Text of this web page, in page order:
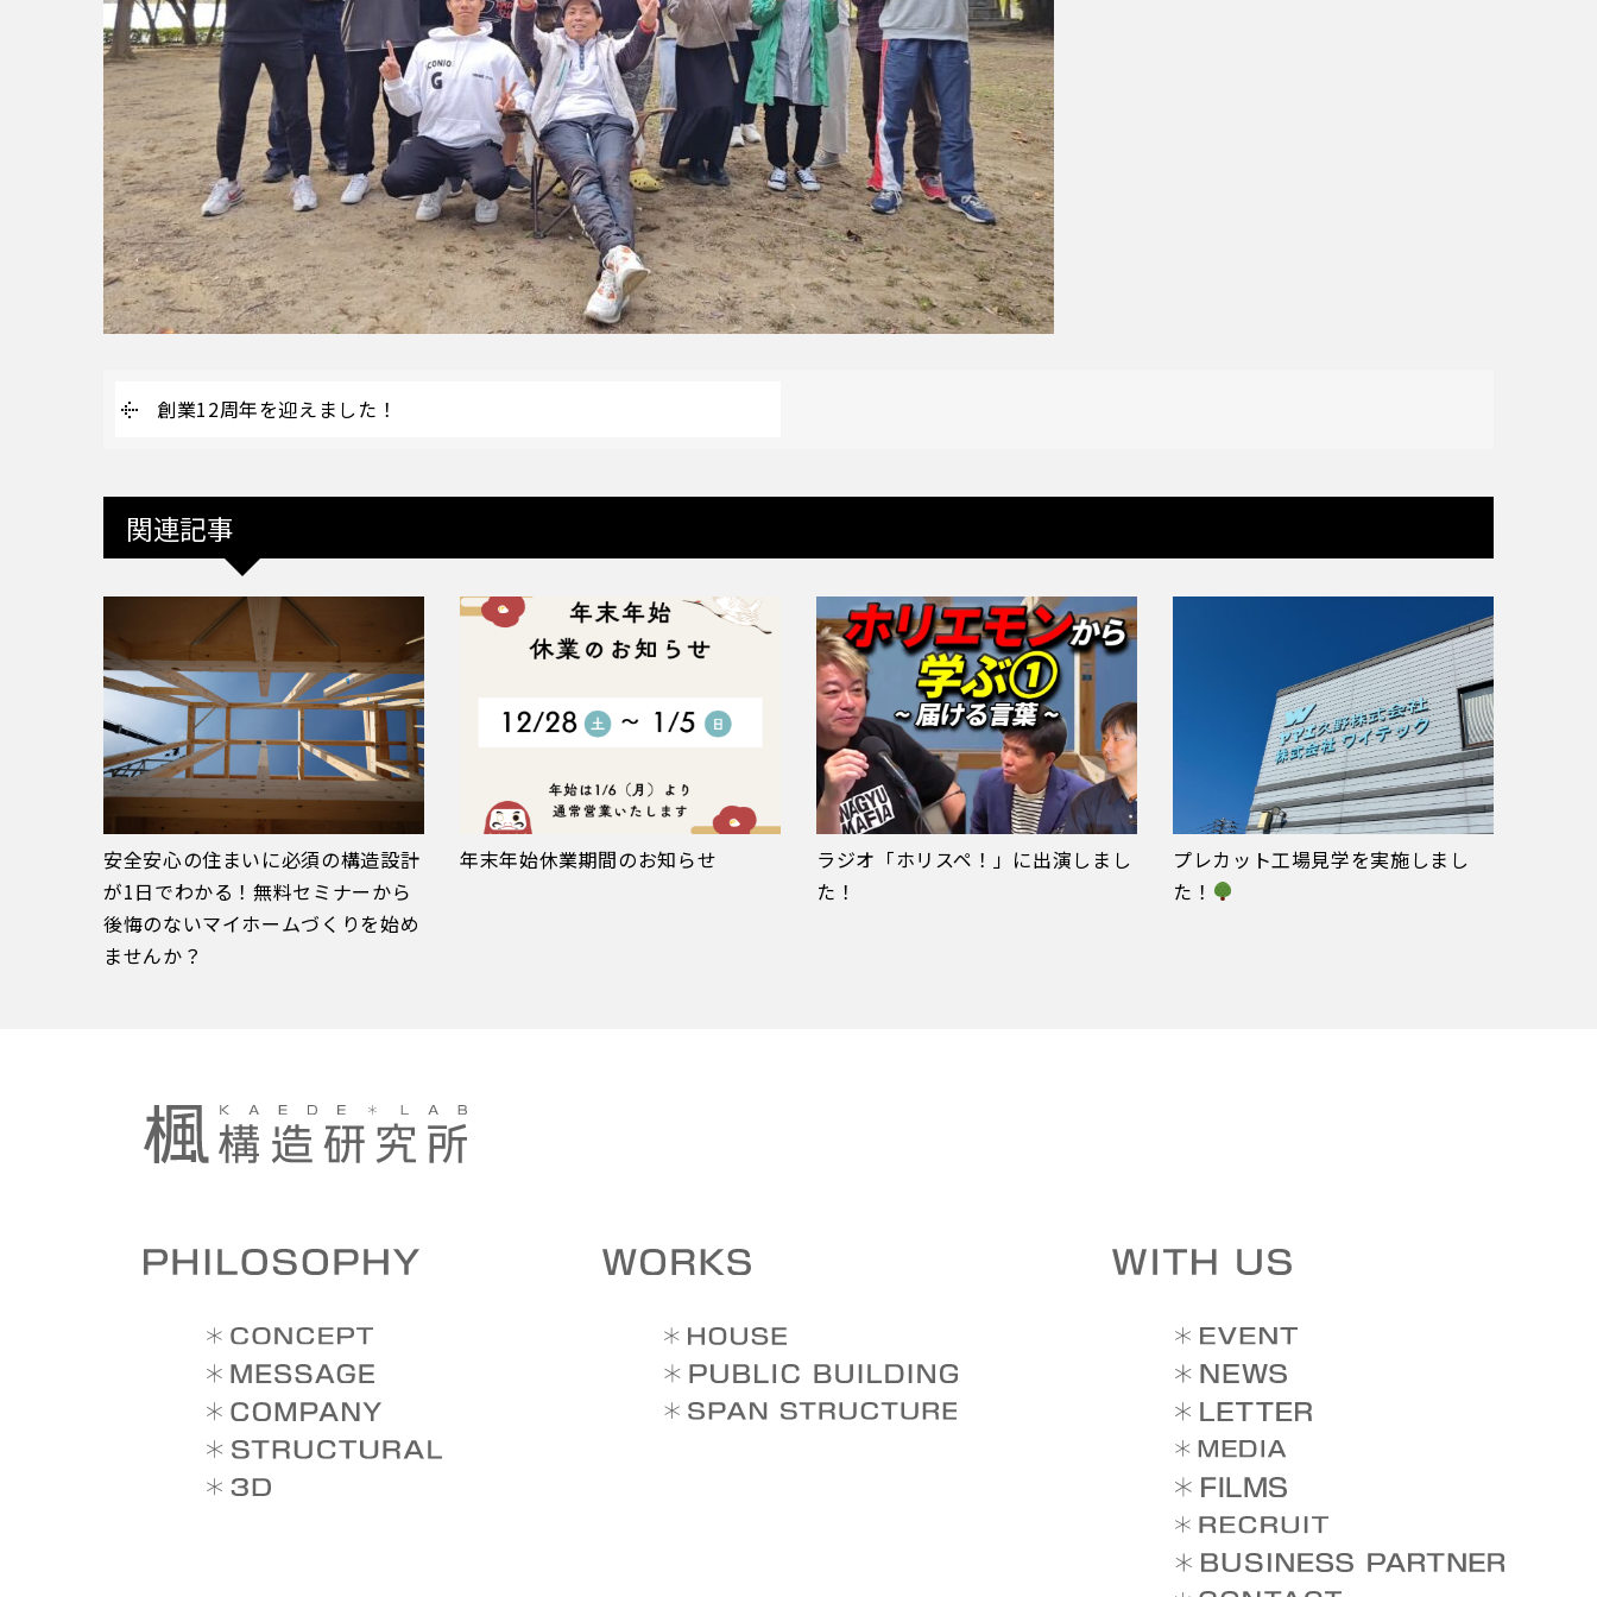
創業12周年を迎えました！
関連記事
安全安心の住まいに必須の構造設計
が1日でわかる！無料セミナーから
後悔のないマイホームづくりを始め
ませんか？
年末年始休業期間のお知らせ
ラジオ「ホリスペ！」に出演しまし
た！
プレカット工場見学を実施しまし
た！